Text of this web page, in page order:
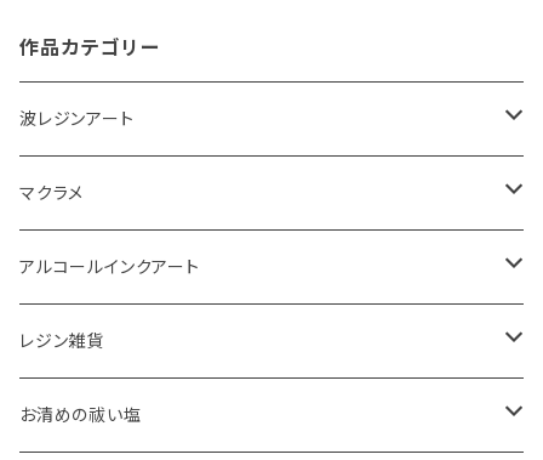
作品カテゴリー
波レジンアート
コースター
アクセサリートレイ
ペーパーウェイト
体験教室
マクラメ
ピアス
キーホルダー
タペストリー
アルコールインクアート
アクセサリートレイ
スマホケース
レジン雑貨
ピアス
お清めの祓い塩